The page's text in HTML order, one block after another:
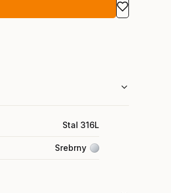
Stal 316L
Srebrny